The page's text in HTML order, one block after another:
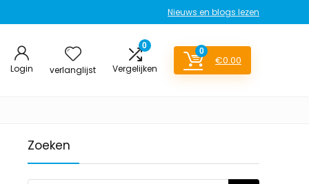
Nieuws en blogs lezen
Login verlanglijst
0
Vergelijken
0
€0.00
Zoeken